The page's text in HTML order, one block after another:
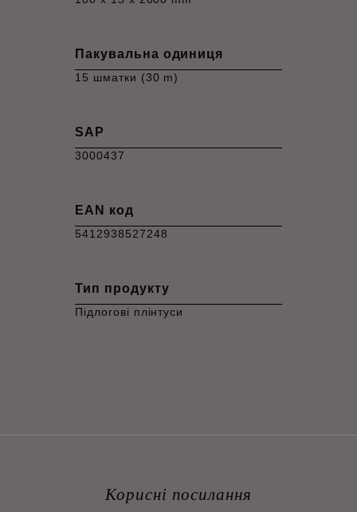
Пакувальна одиниця
15 шматки (30 m)
SAP
3000437
EAN код
5412938527248
Тип продукту
Підлогові плінтуси
Корисні посилання